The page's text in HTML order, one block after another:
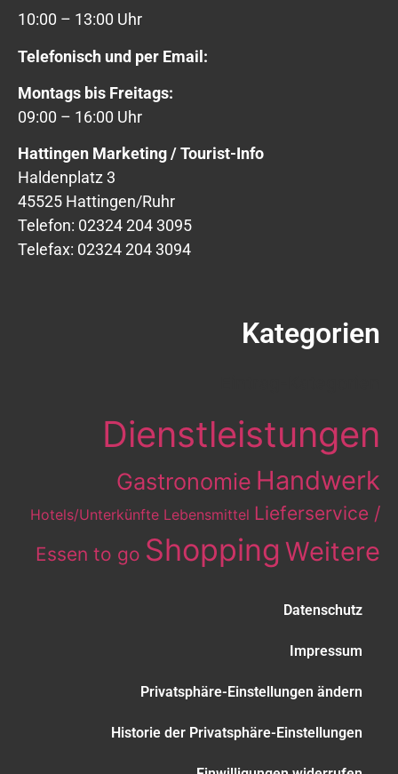
10:00 – 13:00 Uhr
Telefonisch und per Email:
Montags bis Freitags:
09:00 – 16:00 Uhr
Hattingen Marketing / Tourist-Info
Haldenplatz 3
45525 Hattingen/Ruhr
Telefon: 02324 204 3095
Telefax: 02324 204 3094
Kategorien
Dienstleistungen
Gastronomie Handwerk
Hotels/Unterkünfte Lebensmittel Lieferservice /
Essen to go Shopping Weitere
Datenschutz
Impressum
Privatsphäre-Einstellungen ändern
Historie der Privatsphäre-Einstellungen